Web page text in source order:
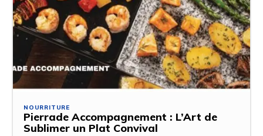
NOURRITURE
Pierrade Accompagnement : L’Art de
Sublimer un Plat Convival